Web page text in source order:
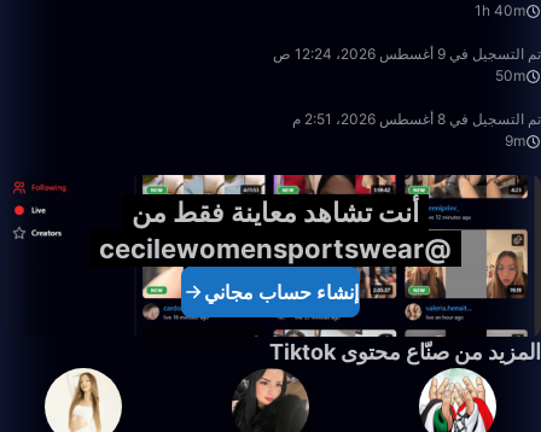
1h 40m
50:00
تم التسجيل في 9 أغسطس 2026، 12:24 ص
50m
9:01
تم التسجيل في 8 أغسطس 2026، 2:51 م
9m
أنت تشاهد معاينة فقط من
@cecilewomensportswear
إنشاء حساب مجاني
المزيد من صنّاع محتوى Tiktok